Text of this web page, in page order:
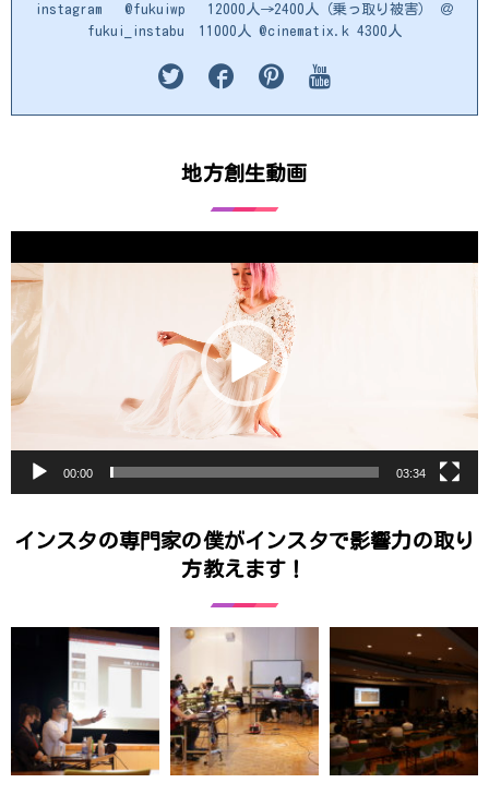
instagram @fukuiwp 12000人→2400人（乗っ取り被害） ＠
fukui_instabu 11000人 @cinematix.k 4300人
地方創生動画
プ
レ
ー
ー
00:00 03:34
インスタの専門家の僕がインスタで影響力の取り
方教えます！